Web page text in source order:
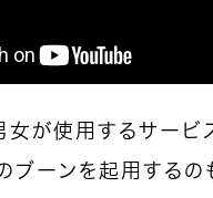
女が使用するサービ
ブーンを起用するの